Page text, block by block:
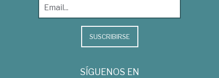
SUSCRIBIRSE
SÍGUENOS EN